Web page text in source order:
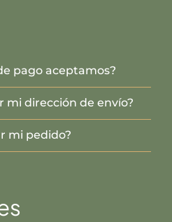
pago aceptamos?
mi dirección de envío?
mi pedido?